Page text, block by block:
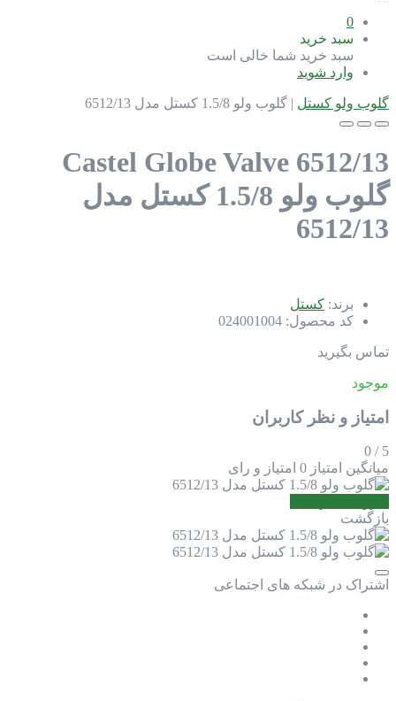
0
سبد خرید
سبد خرید شما خالی است
وارد شوید
گلوب ولو کستل | گلوب ولو 1.5/8 کستل مدل 6512/13
Castel Globe Valve 6512/13
گلوب ولو 1.5/8 کستل مدل
6512/13
برند: کستل
کد محصول: 024001004
تماس بگیرید
موجود
امتیاز و نظر کاربران
5
/
0
میانگین امتیاز 0 امتیاز و رای
بازگشت
اشتراک در شبکه های اجتماعی